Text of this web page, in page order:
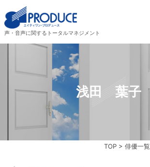
声・音声に関するトータルマネジメント
TOP> 俳優一覧
浅田 葉子